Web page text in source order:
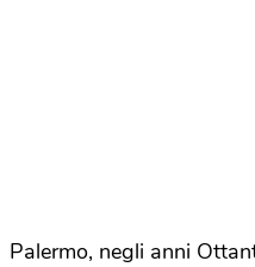
Palermo, negli anni